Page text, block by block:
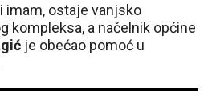
imam, ostaje vanjsko
kompleksa, a načelnik općine
je obećao pomoć u